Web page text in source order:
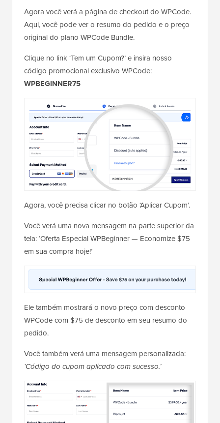
Agora você verá a página de checkout do WPCode.
Aqui, você pode ver o resumo do pedido e o preço
original do plano WPCode Bundle.
Clique no link ‘Tem um Cupom?’ e insira nosso
código promocional exclusivo WPCode:
WPBEGINNER75
Agora, você precisa clicar no botão ‘Aplicar Cupom’.
Você verá uma nova mensagem na parte superior da
tela: ‘Oferta Especial WPBeginner — Economize $75
em sua compra hoje!’
Ele também mostrará o novo preço com desconto
WPCode com $75 de desconto em seu resumo do
pedido.
Você também verá uma mensagem personalizada:
‘Código do cupom aplicado com sucesso.’